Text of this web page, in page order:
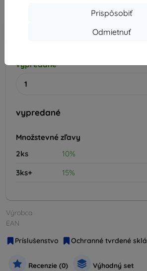
Prispôsobiť
Odmietnuť
Zľava s kupónomEXTRA10
vypredané
vypredané
Množstevné zľavy
2ks
10%
3ks+
15%
Výrobca
EAN
Príslušenstvo
Ochranné tvrdené sklá
Recenzie (0) Výhodný set